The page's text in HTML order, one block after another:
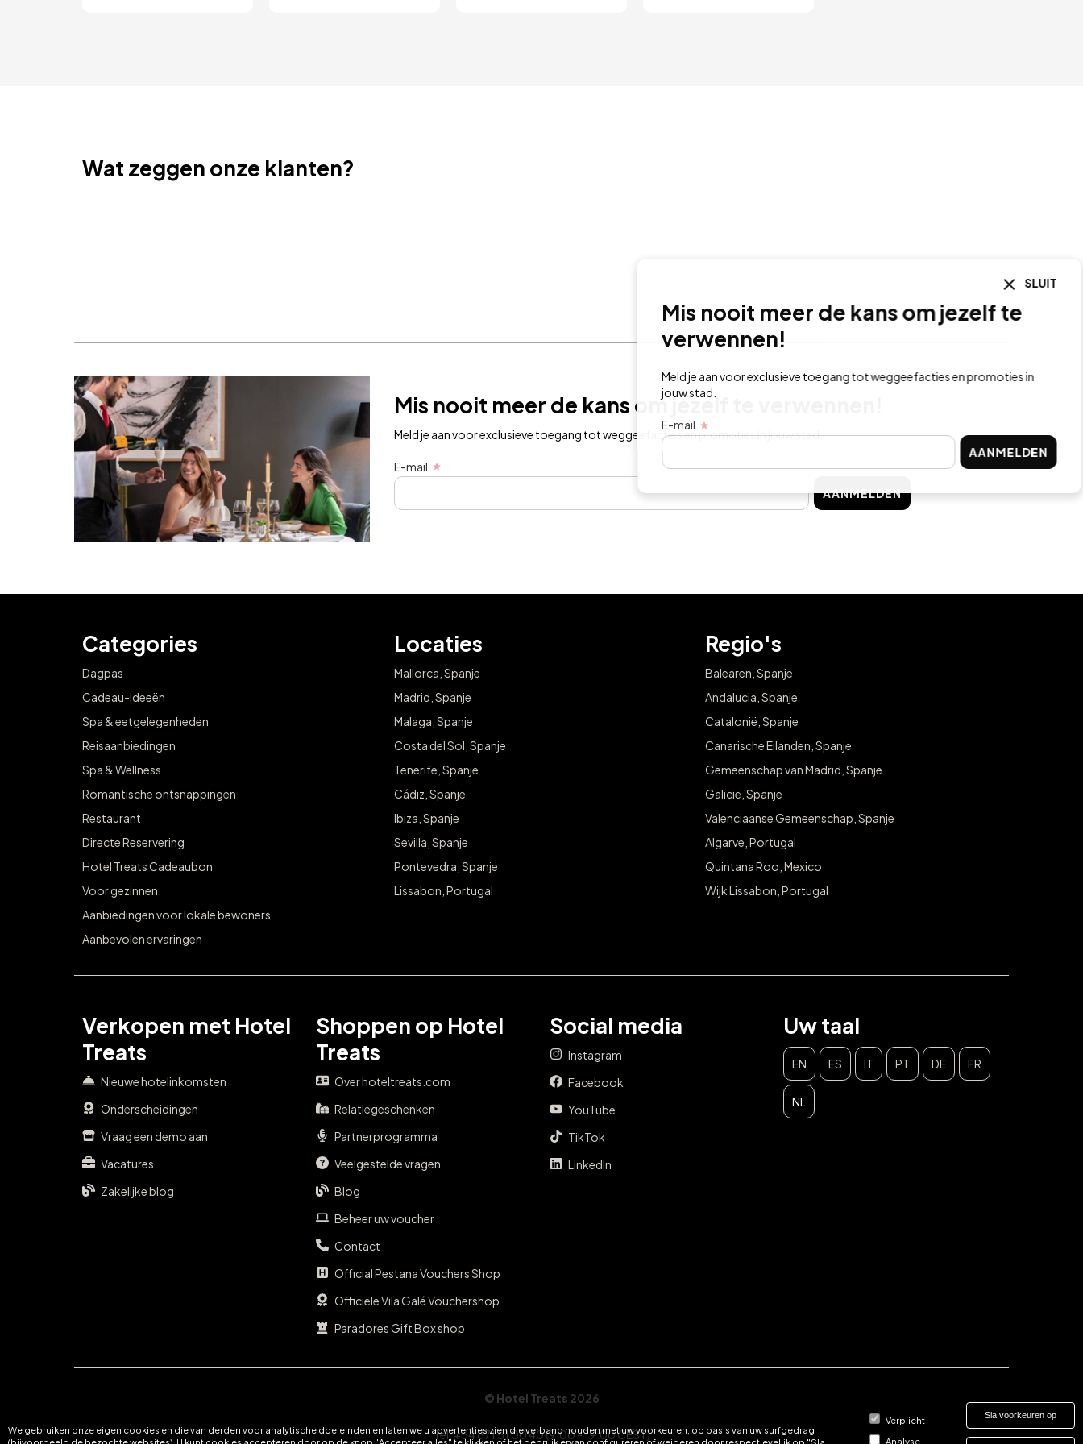
We gebruiken onze eigen cookies en die van derden voor analytische doeleinden en laten we u advertenties zien die verband houden met uw voorkeuren, op basis van uw surfgedrag
(bijvoorbeeld de bezochte websites). U kunt cookies accepteren door op de knop "Accepteer alles" te klikken of het gebruik ervan configureren of weigeren door respectievelijk op "Sla
Verplicht
Analyse
Sla voorkeuren op
Wat zeggen onze klanten?
Mis nooit meer de kans om jezelf te verwennen!
Meld je aan voor exclusieve toegang tot weggeefacties en promoties in jouw stad.
E-mail
AANMELDEN
Categories
Dagpas
Cadeau-ideeën
Spa & eetgelegenheden
Reisaanbiedingen
Spa & Wellness
Romantische ontsnappingen
Restaurant
Directe Reservering
Hotel Treats Cadeaubon
Voor gezinnen
Aanbiedingen voor lokale bewoners
Aanbevolen ervaringen
Locaties
Mallorca, Spanje
Madrid, Spanje
Malaga, Spanje
Costa del Sol, Spanje
Tenerife, Spanje
Cádiz, Spanje
Ibiza, Spanje
Sevilla, Spanje
Pontevedra, Spanje
Lissabon, Portugal
Regio's
Balearen, Spanje
Andalucia, Spanje
Catalonië, Spanje
Canarische Eilanden, Spanje
Gemeenschap van Madrid, Spanje
Galicië, Spanje
Valenciaanse Gemeenschap, Spanje
Algarve, Portugal
Quintana Roo, Mexico
Wijk Lissabon, Portugal
Verkopen met Hotel
Treats
Nieuwe hotelinkomsten
Onderscheidingen
Vraag een demo aan
Vacatures
Zakelijke blog
Shoppen op Hotel
Treats
Over hoteltreats.com
Relatiegeschenken
Partnerprogramma
Veelgestelde vragen
Blog
Beheer uw voucher
Contact
Official Pestana Vouchers Shop
Officiële Vila Galé Vouchershop
Paradores Gift Box shop
Social media
Instagram
Facebook
YouTube
TikTok
LinkedIn
Uw taal
EN ES IT PT DE FR
NL
© Hotel Treats 2026
Tel: +34 871 51 00 40 (9:00 - 19:00 CEST)
SLUIT
Mis nooit meer de kans om jezelf te
verwennen!
Meld je aan voor exclusieve toegang tot weggeefacties en promoties in
jouw stad.
E-mail
AANMELDEN